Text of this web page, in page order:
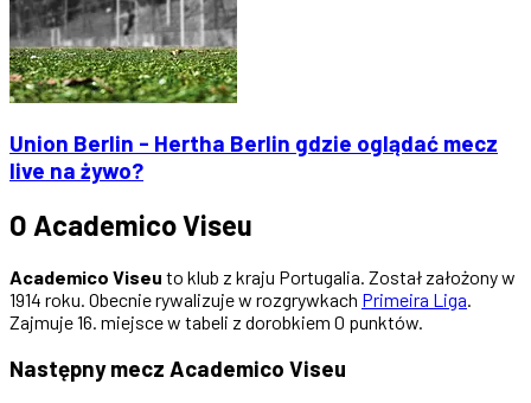
Union Berlin - Hertha Berlin gdzie oglądać mecz
live na żywo?
O Academico Viseu
Academico Viseu to klub z kraju Portugalia. Został założony w
1914 roku. Obecnie rywalizuje w rozgrywkach Primeira Liga
Zajmuje 16. miejsce w tabeli z dorobkiem 0 punktów.
Następny mecz Academico Viseu